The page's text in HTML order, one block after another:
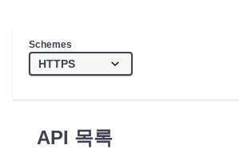
Schemes
API 목록